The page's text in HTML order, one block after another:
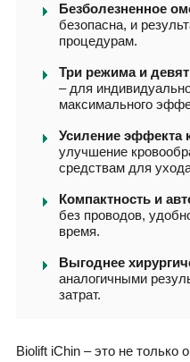
Безболезненное
безопасна, и
процедурам.
Три режима и
– для
максимального
Усиление эффекта
улучшение
средствам для
Компактность и
без проводов,
время.
Выгоднее
аналогичными
затрат.
Biolift iChin – это не только